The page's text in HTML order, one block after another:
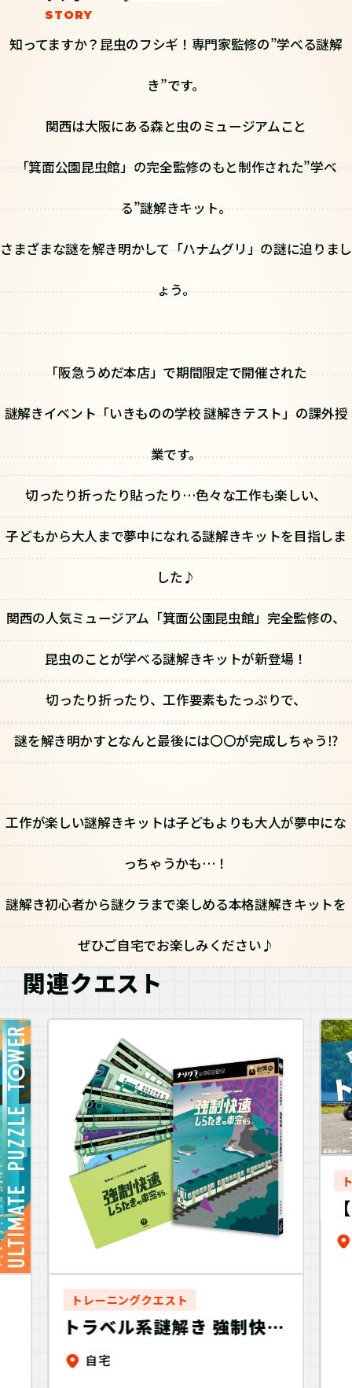
知ってますか？昆虫のフシギ！専門家監修の”学べる謎解
き”です。
関西は大阪にある森と虫のミュージアムこと
「箕面公園昆虫館」の完全監修のもと制作された”学べ
る”謎解きキット。
さまざまな謎を解き明かして「ハナムグリ」の謎に迫りまし
ょう。
「阪急うめだ本店」で期間限定で開催された
謎解きイベント「いきものの学校 謎解きテスト」の課外授
業です。
切ったり折ったり貼ったり…色々な工作も楽しい、
子どもから大人まで夢中になれる謎解きキットを目指しま
した♪
関西の人気ミュージアム「箕面公園昆虫館」完全監修の、
昆虫のことが学べる謎解きキットが新登場！
切ったり折ったり、工作要素もたっぷりで、
謎を解き明かすとなんと最後には〇〇が完成しちゃう⁉
工作が楽しい謎解きキットは子どもよりも大人が夢中にな
っちゃうかも…！
謎解き初心者から謎クラまで楽しめる本格謎解きキットを
ぜひご自宅でお楽しみください♪
関連クエスト
トレーニングクエスト
トラベル系謎解き 強制快速
しらたきの車窓から（制
作：ClaGla）
自宅